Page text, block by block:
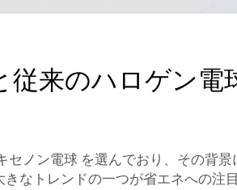
従来のハロゲン電
セノン電球 を選んでおり、その背景
きなトレンドの一つが省エネへの注